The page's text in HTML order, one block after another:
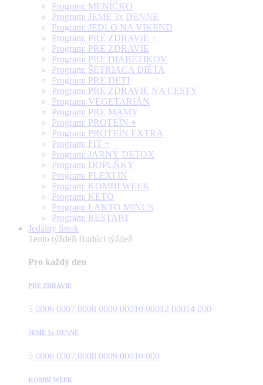
Program: MENÍČKO
Program: JEME 3x DENNE
Program: JEDLO NA VIKEND
Program: PRE ZDRAVIE +
Program: PRE ZDRAVIE
Program: PRE DIABETIKOV
Program: ŠETRIACA DIÉTA
Program: PRE DETI
Program: PRE ZDRAVIE NA CESTY
Program: VEGETARIÁN
Program: PRE MAMY
Program: PROTEÍN +
Program: PROTEÍN EXTRA
Program: FIT +
Program: JARNÝ DETOX
Program: DOPLŇKY
Program: FLEXI IN
Program: KOMBI WEEK
Program: KETO
Program: LAKTO MINUS
Program: RESTART
Jedálny lístok
Tento týždeň Budúci týždeň
Pro každý den
PRE ZDRAVIE
5 0006 0007 0008 0009 00010 00012 00014 000
JEME 3x DENNE
5 0006 0007 0008 0009 00010 000
KOMBI WEEK